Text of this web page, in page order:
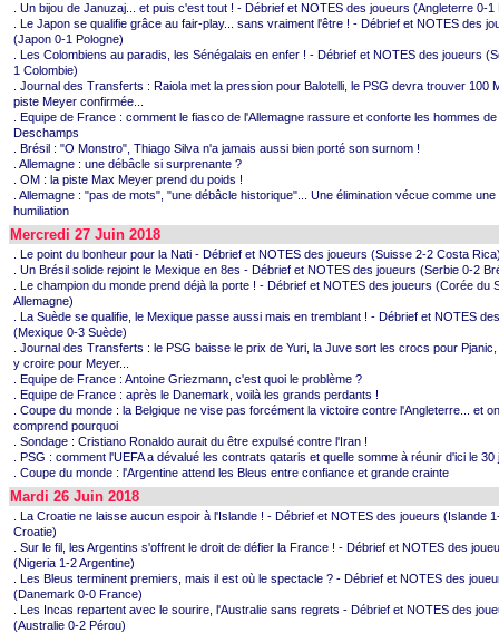
. Un bijou de Januzaj... et puis c'est tout ! - Débrief et NOTES des joueurs (Angleterre 0-1
. Le Japon se qualifie grâce au fair-play... sans vraiment l'être ! - Débrief et NOTES des
(Japon 0-1 Pologne)
. Les Colombiens au paradis, les Sénégalais en enfer ! - Débrief et NOTES des joueurs
1 Colombie)
. Journal des Transferts : Raiola met la pression pour Balotelli, le PSG devra trouver 100
piste Meyer confirmée...
. Equipe de France : comment le fiasco de l'Allemagne rassure et conforte les hommes de
Deschamps
. Brésil : "O Monstro", Thiago Silva n'a jamais aussi bien porté son surnom !
. Allemagne : une débâcle si surprenante ?
. OM : la piste Max Meyer prend du poids !
. Allemagne : "pas de mots", "une débâcle historique"... Une élimination vécue comme une
humiliation
Mercredi 27 Juin 2018
. Le point du bonheur pour la Nati - Débrief et NOTES des joueurs (Suisse 2-2 Costa
. Un Brésil solide rejoint le Mexique en 8es - Débrief et NOTES des joueurs (Serbie 0-2
. Le champion du monde prend déjà la porte ! - Débrief et NOTES des joueurs (Corée du
Allemagne)
. La Suède se qualifie, le Mexique passe aussi mais en tremblant ! - Débrief et NOTES
(Mexique 0-3 Suède)
. Journal des Transferts : le PSG baisse le prix de Yuri, la Juve sort les crocs pour
y croire pour Meyer...
. Equipe de France : Antoine Griezmann, c'est quoi le problème ?
. Equipe de France : après le Danemark, voilà les grands perdants !
. Coupe du monde : la Belgique ne vise pas forcément la victoire contre l'Angleterre... et on
comprend pourquoi
. Sondage : Cristiano Ronaldo aurait du être expulsé contre l'Iran !
. PSG : comment l'UEFA a dévalué les contrats qataris et quelle somme à réunir d'ici le 30
. Coupe du monde : l'Argentine attend les Bleus entre confiance et grande crainte
Mardi 26 Juin 2018
. La Croatie ne laisse aucun espoir à l'Islande ! - Débrief et NOTES des joueurs (Islande
Croatie)
. Sur le fil, les Argentins s'offrent le droit de défier la France ! - Débrief et NOTES des
(Nigeria 1-2 Argentine)
. Les Bleus terminent premiers, mais il est où le spectacle ? - Débrief et NOTES des
(Danemark 0-0 France)
. Les Incas repartent avec le sourire, l'Australie sans regrets - Débrief et NOTES des
(Australie 0-2 Pérou)